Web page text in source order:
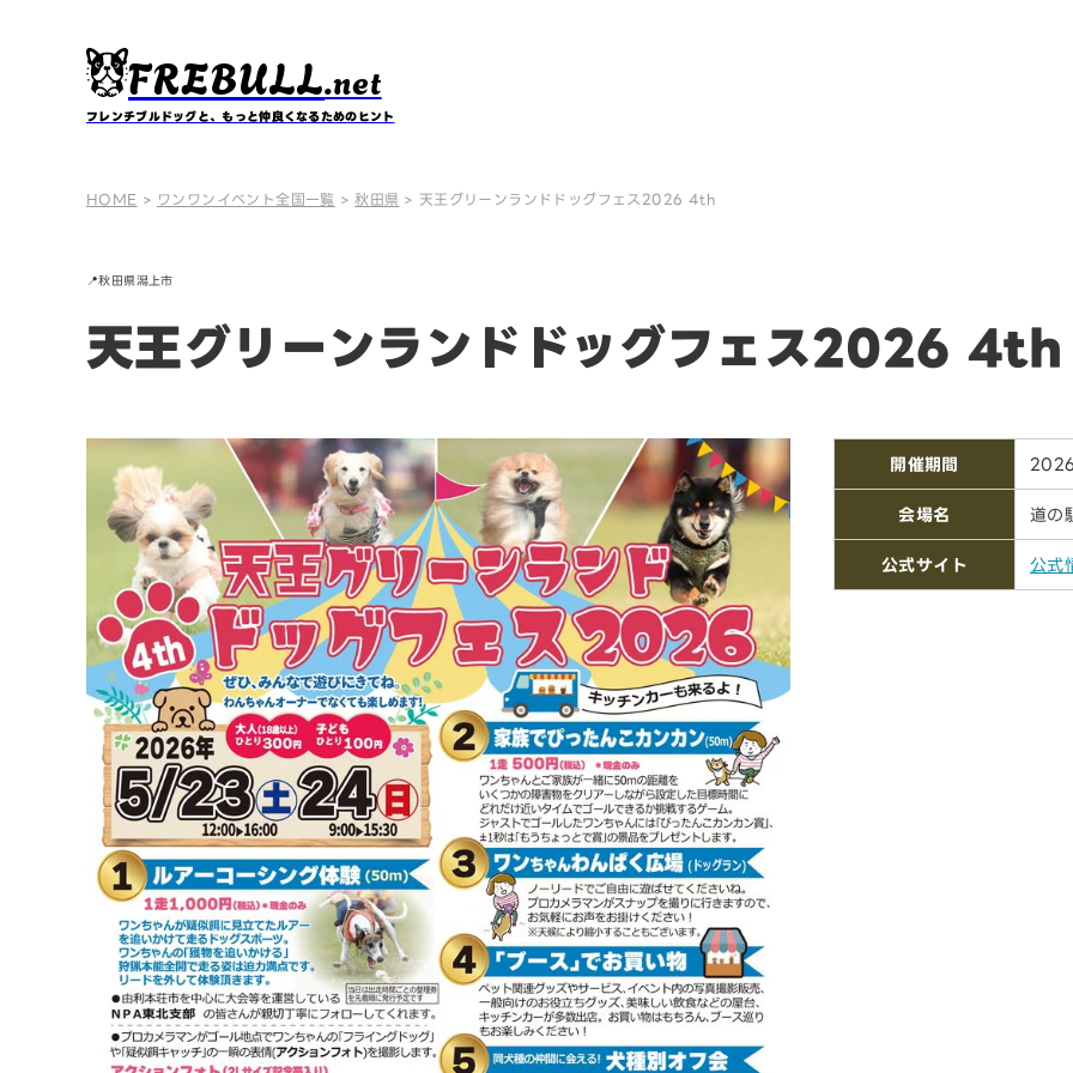
FREBULL.net
フレンチブルドッグと、もっと仲良くなるためのヒント
HOME > ワンワンイベント全国一覧 > 秋田県 > 天王グリーンランドドッグフェス2026 4th
📍秋田県潟上市
天王グリーンランドドッグフェス2026 4th
開催期間
会場名 道の
公式サイト 公式